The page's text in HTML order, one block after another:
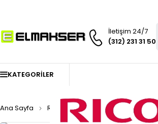
İletişim 24/7
(312) 231 31 50
KATEGORILER
Ana Sayfa Ricoh Toner Ricoh orjinal toner